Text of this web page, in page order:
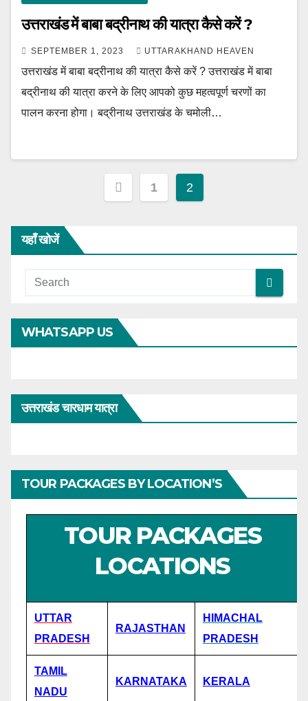
उत्तराखंड में बाबा बद्रीनाथ की यात्रा कैसे करें ?
SEPTEMBER 1, 2023 UTTARAKHAND HEAVEN
उत्तराखंड में बाबा बद्रीनाथ की यात्रा कैसे करें ? उत्तराखंड में बाबा
बद्रीनाथ की यात्रा करने के लिए आपको कुछ महत्वपूर्ण चरणों का
पालन करना होगा। बद्रीनाथ उत्तराखंड के चमोली…
Posts
1 2
यहाँ खोजें
WHATSAPP US
उत्तराखंड चारधाम यात्रा
TOUR PACKAGES BY LOCATION’S
TOUR PACKAGES
LOCATIONS
UTTAR
PRADESH
RAJASTHAN
HIMACHAL
PRADESH
TAMIL
NADU
KARNATAKA KERALA